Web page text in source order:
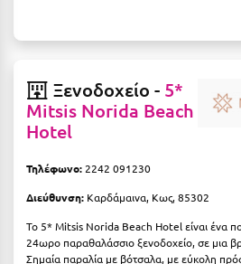
Ρ
Ρέθυμνο
Ρίο
Σ
Σαλαμίνα
Ξενοδοχείο - 5*
Mitsis Norida Beach
Hotel
Τηλέφωνο: 2242 091230
Διεύθυνση: Καρδάμαινα, Κως, 85302
Το 5* Mitsis Norida Beach Hotel είναι ένα
24ωρο παραθαλάσσιο ξενοδοχείο, σε μια
Σημαία παραλία με βότσαλα, με εύκολη